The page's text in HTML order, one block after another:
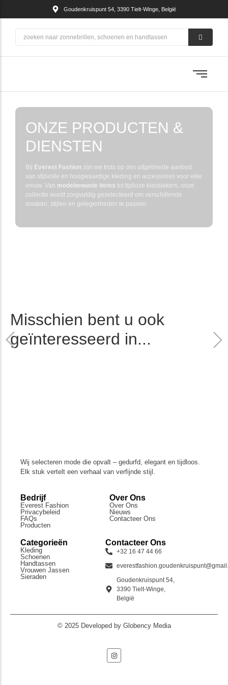
Goudenkruispunt 54, 3390 Tielt-Winge, België
ONZE PRODUCTEN &
DIENSTEN
Bij Everest Fashion zijn we trots op ons uitgebreide aanbod
van stijlvolle en hoogwaardige kleding en accessoires voor elke
vrouw. Van modebewuste items tot tijdloze klassiekers, onze
collectie wordt zorgvuldig geselecteerd om verschillende
smaken, stijlen en gelegenheden te passen.
Misschien bent u ook
geïnteresseerd in...
Wij selecteren mode die opvalt – gedurfd, elegant en tijdloos.
Elk stuk vertelt een verhaal van verfijnde stijl.
Bedrijf
Everest Fashion
Privacybeleid
FAQs
Producten
Over Ons
Over Ons
Nieuws
Contacteer Ons
Categorieën
Kleding
Schoenen
Handtassen
Vrouwen Jassen
Sieraden
Contacteer Ons
+32 16 47 44 66
Goudenkruispunt 54,
3390 Tielt-Winge,
België
© 2025 Developed by Globency Media